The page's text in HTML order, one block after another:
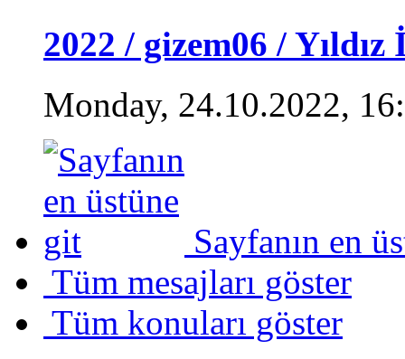
2022 / gizem06 /
Monday, 24.10.2022,
Sayfanın en
Tüm mesajları göster
Tüm konuları göster